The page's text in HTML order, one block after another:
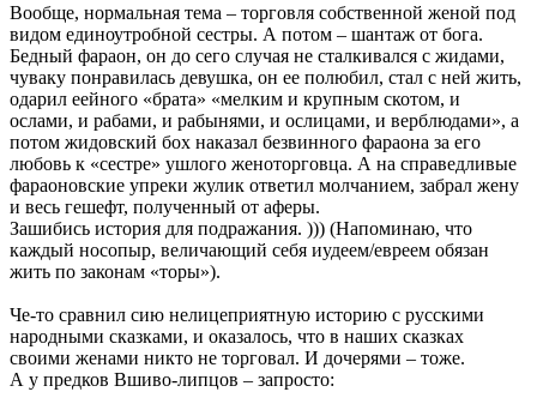
Вообще, нормальная тема – торговля собственной женой под
видом единоутробной сестры. А потом – шантаж от бога.
Бедный фараон, он до сего случая не сталкивался с жидами,
чуваку понравилась девушка, он ее полюбил, стал с ней жить,
одарил еейного «брата» «мелким и крупным скотом, и
ослами, и рабами, и рабынями, и ослицами, и верблюдами», а
потом жидовский бох наказал безвинного фараона за его
любовь к «сестре» ушлого женоторговца. А на справедливые
фараоновские упреки жулик ответил молчанием, забрал жену
и весь гешефт, полученный от аферы.
Зашибись история для подражания. ))) (Напоминаю, что
каждый носопыр, величающий себя иудеем/евреем обязан
жить по законам «торы»).
Че-то сравнил сию нелицеприятную историю с русскими
народными сказками, и оказалось, что в наших сказках
своими женами никто не торговал. И дочерями – тоже.
А у предков Вшиво-липцов – запросто: